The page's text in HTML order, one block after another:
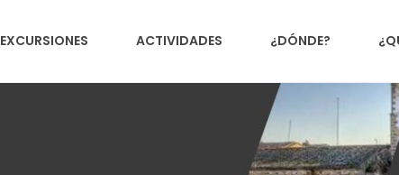
EXCURSIONES ACTIVIDADES ¿DÓNDE?